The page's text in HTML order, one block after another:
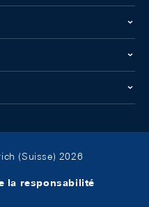
(Suisse) 2026
la responsabilité